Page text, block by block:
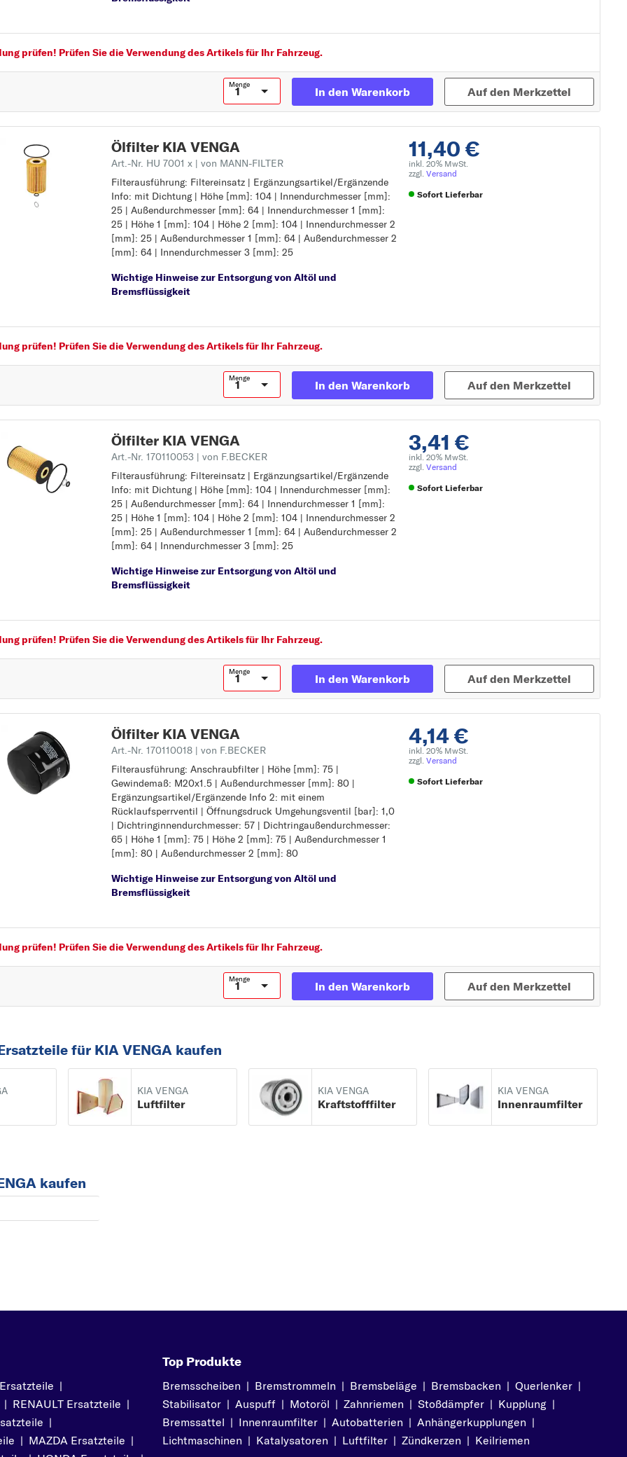
prüfen! Prüfen Sie die Verwendung des Artikels für Ihr Fahrzeug.
Menge
In den Warenkorb Auf den Merkzettel
11,40 €
inkl. 20% MwSt.
zzgl. Versand
Sofort Lieferbar
Ölfilter KIA VENGA
Art.-Nr. HU 7001 x | von MANN-FILTER
Filterausführung: Filtereinsatz | Ergänzungsartikel/Ergänzende
Info: mit Dichtung | Höhe [mm]: 104 | Innendurchmesser [mm]:
25 | Außendurchmesser [mm]: 64 | Innendurchmesser 1 [mm]:
25 | Höhe 1 [mm]: 104 | Höhe 2 [mm]: 104 | Innendurchmesser 2
[mm]: 25 | Außendurchmesser 1 [mm]: 64 | Außendurchmesser 2
[mm]: 64 | Innendurchmesser 3 [mm]: 25
Wichtige Hinweise zur Entsorgung von Altöl und
Bremsflüssigkeit
Filterausführung: Filtereinsatz
Ergänzungsartikel/Ergänzende Info: mit Dichtung
Höhe [mm]: 104
Innendurchmesser [mm]: 25
Außendurchmesser [mm]: 64
Innendurchmesser 1 [mm]: 25
Höhe 2 [mm]: 104
Innendurchmesser 2 [mm]: 25
prüfen! Prüfen Sie die Verwendung des Artikels für Ihr Fahrzeug.
Menge
In den Warenkorb Auf den Merkzettel
3,41 €
inkl. 20% MwSt.
zzgl. Versand
Sofort Lieferbar
Ölfilter KIA VENGA
Art.-Nr. 170110053 | von F.BECKER
Filterausführung: Filtereinsatz | Ergänzungsartikel/Ergänzende
Info: mit Dichtung | Höhe [mm]: 104 | Innendurchmesser [mm]:
25 | Außendurchmesser [mm]: 64 | Innendurchmesser 1 [mm]:
25 | Höhe 1 [mm]: 104 | Höhe 2 [mm]: 104 | Innendurchmesser 2
[mm]: 25 | Außendurchmesser 1 [mm]: 64 | Außendurchmesser 2
[mm]: 64 | Innendurchmesser 3 [mm]: 25
Wichtige Hinweise zur Entsorgung von Altöl und
Bremsflüssigkeit
Filterausführung: Filtereinsatz
Ergänzungsartikel/Ergänzende Info: mit Dichtung
Höhe [mm]: 104
Innendurchmesser [mm]: 25
Außendurchmesser [mm]: 64
Innendurchmesser 1 [mm]: 25
Höhe 2 [mm]: 104
Innendurchmesser 2 [mm]: 25
prüfen! Prüfen Sie die Verwendung des Artikels für Ihr Fahrzeug.
Menge
In den Warenkorb Auf den Merkzettel
4,14 €
inkl. 20% MwSt.
zzgl. Versand
Sofort Lieferbar
Ölfilter KIA VENGA
Art.-Nr. 170110018 | von F.BECKER
Filterausführung: Anschraubfilter | Höhe [mm]: 75 |
Gewindemaß: M20x1.5 | Außendurchmesser [mm]: 80 |
Ergänzungsartikel/Ergänzende Info 2: mit einem
Rücklaufsperrventil | Öffnungsdruck Umgehungsventil [bar]: 1,0
| Dichtringinnendurchmesser: 57 | Dichtringaußendurchmesser:
65 | Höhe 1 [mm]: 75 | Höhe 2 [mm]: 75 | Außendurchmesser 1
[mm]: 80 | Außendurchmesser 2 [mm]: 80
Wichtige Hinweise zur Entsorgung von Altöl und
Bremsflüssigkeit
Filterausführung: Anschraubfilter
Höhe [mm]: 75
Gewindemaß: M20x1.5
Außendurchmesser [mm]: 80
Ergänzungsartikel/Ergänzende Info 2: mit einem
Rücklaufsperrventil
Öffnungsdruck Umgehungsventil [bar]: 1,0
Dichtringaußendurchmesser: 65
Höhe 1 [mm]: 75
prüfen! Prüfen Sie die Verwendung des Artikels für Ihr Fahrzeug.
Menge
In den Warenkorb Auf den Merkzettel
für KIA VENGA kaufen
KIA VENGA
Luftfilter
KIA VENGA
Kraftstofffilter
KIA VENGA
Innenraumfilter
kaufen
|
| RENAULT Ersatzteile |
|
| MAZDA Ersatzteile |
Top Produkte
Bremsscheiben | Bremstrommeln | Bremsbeläge | Bremsbacken | Querlenker |
Stabilisator | Auspuff | Motoröl | Zahnriemen | Stoßdämpfer | Kupplung |
Bremssattel | Innenraumfilter | Autobatterien | Anhängerkupplungen |
Lichtmaschinen | Katalysatoren | Luftfilter | Zündkerzen | Keilriemen